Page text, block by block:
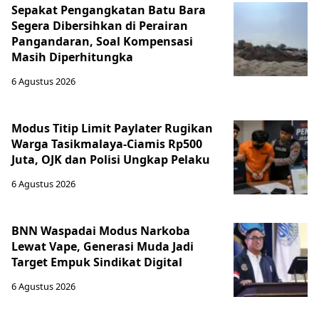
Sepakat Pengangkatan Batu Bara
Segera Dibersihkan di Perairan
Pangandaran, Soal Kompensasi
Masih Diperhitungka
6 Agustus 2026
Modus Titip Limit Paylater Rugikan
Warga Tasikmalaya-Ciamis Rp500
Juta, OJK dan Polisi Ungkap Pelaku
6 Agustus 2026
BNN Waspadai Modus Narkoba
Lewat Vape, Generasi Muda Jadi
Target Empuk Sindikat Digital
6 Agustus 2026